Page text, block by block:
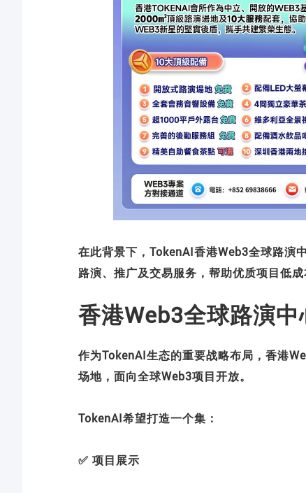
在此背景下，TokenAI香港Web3全球路演
路演、推广及交易服务，帮助优质项目低成
香港Web3全球路演中
作为TokenAI生态的重要战略布局，香港
场地，面向全球Web3项目开放。
TokenAI希望打造一个集：
✅ 项目展示